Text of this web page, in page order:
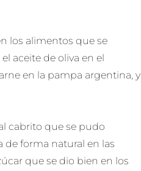
los alimentos que se
aceite de oliva en el
en la pampa argentina, y
cabrito que se pudo
de forma natural en las
que se dio bien en los